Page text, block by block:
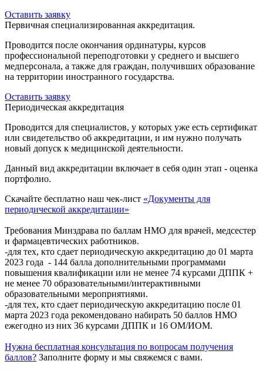
Оставить заявку
Первичная специализированная аккредитация.
Проводится после окончания ординатуры, курсов
профессиональной переподготовки у среднего и высшего
медперсонала, а также для граждан, получивших образование
на территории иностранного государства.
Оставить заявку
Периодическая аккредитация
Проводится для специалистов, у которых уже есть сертификат
или свидетельство об аккредитации, и им нужно получать
новый допуск к медицинской деятельности.
Данный вид аккредитации включает в себя один этап - оценка
портфолио.
Скачайте бесплатно наш чек-лист «Документы для
периодической аккредитации»
Требования Минздрава по баллам НМО для врачей, медсестер
и фармацевтических работников.
-для тех, кто сдает периодическую аккредитацию до 01 марта
2023 года - 144 балла дополнительными программами
повышения квалификации или не менее 74 курсами ДППК +
не менее 70 образовательными/интерактивными
образовательными мероприятиями.
-для тех, кто сдает периодическую аккредитацию после 01
марта 2023 года рекомендовано набирать 50 баллов НМО
ежегодно из них 36 курсами ДППК и 16 ОМ/ИОМ.
Нужна бесплатная консультация по вопросам получения
баллов? Заполните форму и мы свяжемся с вами.